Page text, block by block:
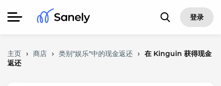
登录
主页 › 商店 › 类别"娱乐"中的现金返还 › 在 Kinguin 获得现金
返还